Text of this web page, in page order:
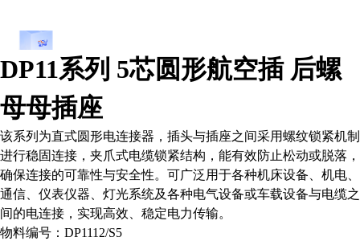
DP11系列 5芯圆形航空插 后螺
母母插座
该系列为直式圆形电连接器，插头与插座之间采用螺纹锁紧机制
进行稳固连接，夹爪式电缆锁紧结构，能有效防止松动或脱落，
确保连接的可靠性与安全性。可广泛用于各种机床设备、机电、
通信、仪表仪器、灯光系统及各种电气设备或车载设备与电缆之
间的电连接，实现高效、稳定电力传输。
物料编号： DP1112/S5